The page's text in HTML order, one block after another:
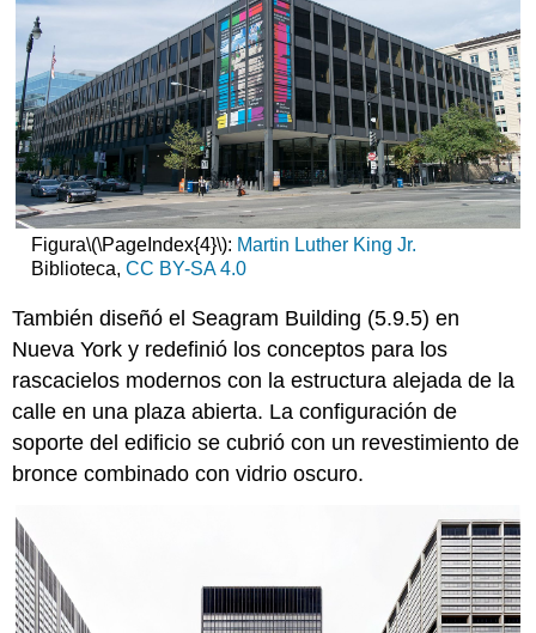
Figura\(\PageIndex{4}\): Martin Luther King Jr.
Biblioteca, CC BY-SA 4.0
También diseñó el Seagram Building (5.9.5) en
Nueva York y redefinió los conceptos para los
rascacielos modernos con la estructura alejada de la
calle en una plaza abierta. La configuración de
soporte del edificio se cubrió con un revestimiento de
bronce combinado con vidrio oscuro.